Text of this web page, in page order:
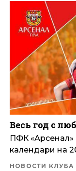
Весь год с
ПФК «Арсенал»
календари на
НОВОСТИ КЛУБА